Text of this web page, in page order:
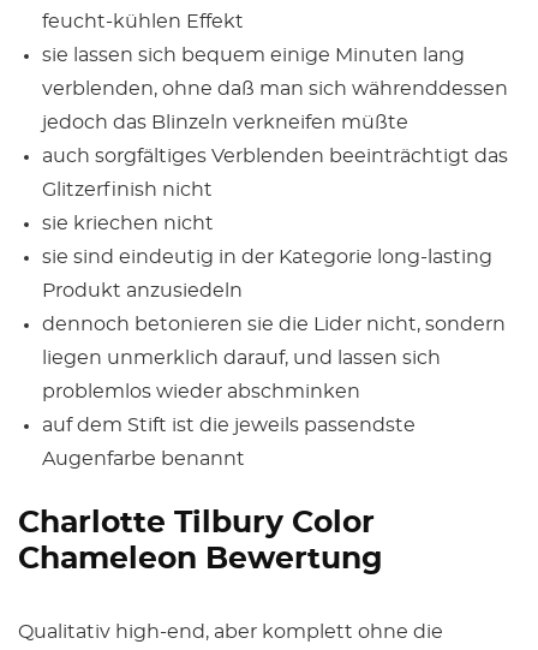
feucht-kühlen Effekt
sie lassen sich bequem einige Minuten lang
verblenden, ohne daß man sich währenddessen
jedoch das Blinzeln verkneifen müßte
auch sorgfältiges Verblenden beeinträchtigt das
Glitzerfinish nicht
sie kriechen nicht
sie sind eindeutig in der Kategorie long-lasting
Produkt anzusiedeln
dennoch betonieren sie die Lider nicht, sondern
liegen unmerklich darauf, und lassen sich
problemlos wieder abschminken
auf dem Stift ist die jeweils passendste
Augenfarbe benannt
Charlotte Tilbury Color
Chameleon Bewertung
Qualitativ high-end, aber komplett ohne die